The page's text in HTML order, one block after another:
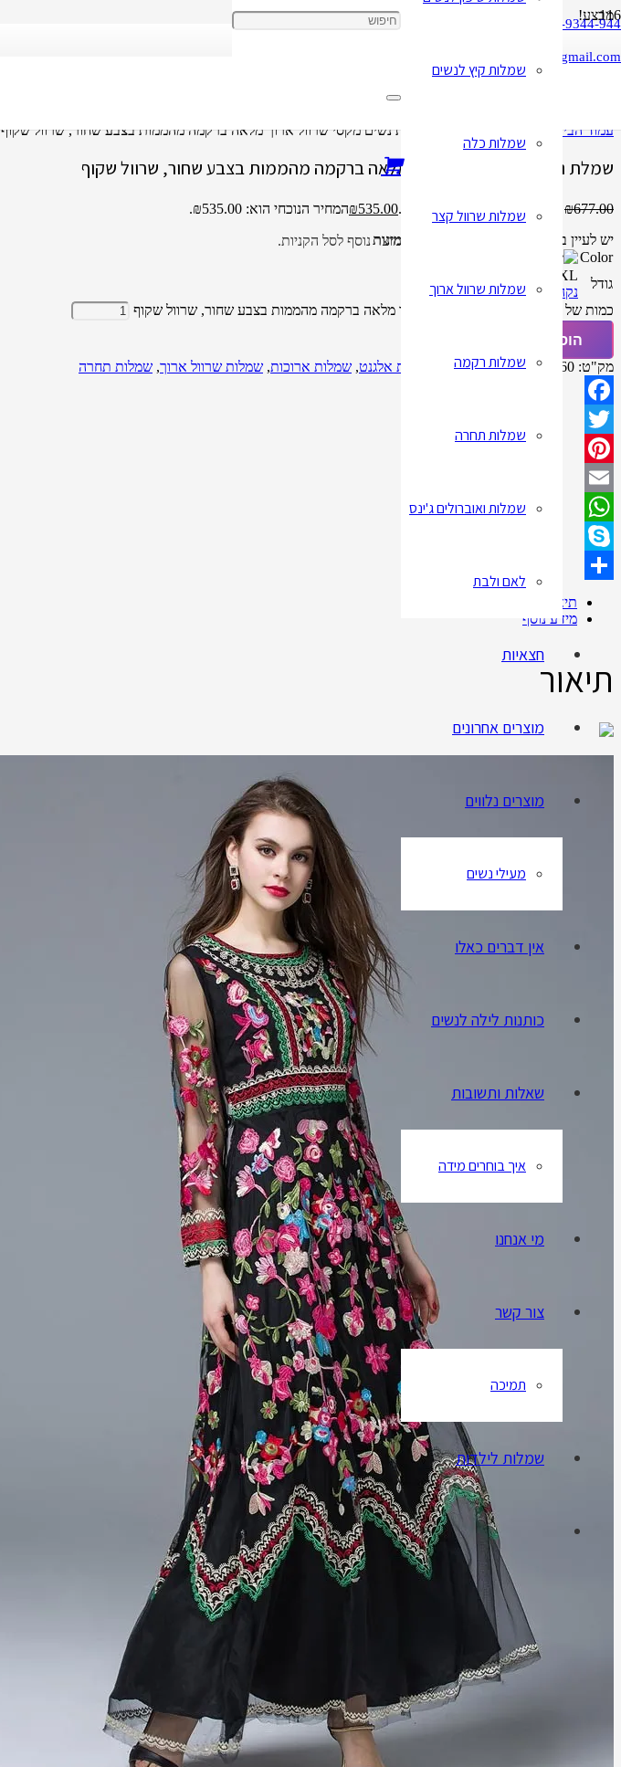
050-9344-944
cbay1818@gmail.com
שמלות קיץ לנשים
שמלות כלה
שמלות שרוול קצר
שמלות שרוול ארוך
שמלות רקמה
שמלות תחרה
שמלות ואוברולים ג'ינס
לאם ולבת
חצאיות
מוצרים אחרונים
מוצרים נלווים
מעילי נשים
אין דברים כאלו
כותנות לילה לנשים
שאלות ותשובות
איך בוחרים מידה
מי אנחנו
צור קשר
תמיכה
שמלות לילדות
מוצרנוסף לסל הקניות.
מבצע!
עמוד הבית / שמלת נשים מקסי שרוול ארוך מלאה ברקמה מהממות בצבע שחור, שרוול שקוף
שמלת נשים מקסי שרוול ארוך מלאה ברקמה מהממות בצבע שחור, שרוול שקוף
₪677.00 המחיר המקורי היה: ₪677.00. ₪535.00
המחיר הנוכחי הוא: ₪535.00.
יש לעיין בטבלת המידות לפני שאתם מזמינות
Color
גודל
XXL
נקה
כמות של שמלת נשים מקסי שרוול ארוך מלאה ברקמה מהממות בצבע שחור, שרוול שקוף
הוספה לסל
מק"ט: 32611549160 קטגוריות: שמלות אלגנט, שמלות ארוכות, שמלות שרוול ארוך, שמלות תחרה
Facebook
Twitter
Pinterest
Email
WhatsApp
Skype
תיאור
מידע נוסף
תיאור